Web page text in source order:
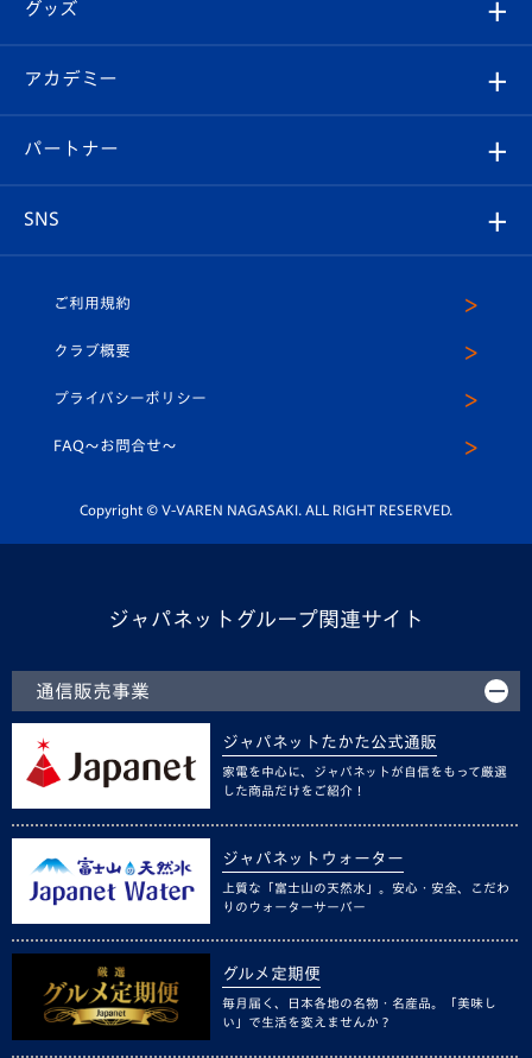
チケット
イベント
メディア
ホームタウン
スタッフプロフィール
マスコット紹介
平和祈念活動
ホームタウン活動
Revive Team
ヴィヴィくんの長崎おもてなしガイド
フォトギャラリー
スタジアムグルメ
V-LOVERS（ファンクラブ）
プレイヤーズスイート
グッズ
オンラインショップ
店舗情報
アカデミー
育成からのお知らせ
U-18
スクール
パートナー
SNS
ヴィヴィくんインスタグラム
公式LINE＠
ご利用規約
クラブ概要
プライバシーポリシー
FAQ〜お問合せ〜
Copyright © V-VAREN NAGASAKI. ALL RIGHT RESERVED.
ジャパネットグループ関連サイト
通信販売事業
ジャパネットたかた公式通販
家電を中心に、ジャパネットが自信をもって厳選
した商品だけをご紹介！
ジャパネットウォーター
上質な「富士山の天然水」。安心・安全、こだわ
りのウォーターサーバー
グルメ定期便
毎月届く、日本各地の名物・名産品。「美味し
い」で生活を変えませんか？